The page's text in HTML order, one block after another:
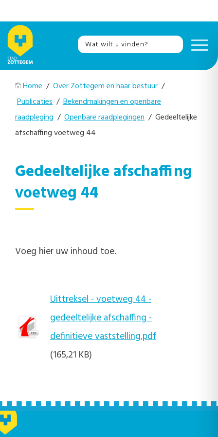
Home / Over Zottegem en haar bestuur /
Publicaties / Bekendmakingen en openbare
raadpleging / Openbare raadplegingen / Gedeeltelijke
afschaffing voetweg 44
Gedeeltelijke afschaffing
voetweg 44
Voeg hier uw inhoud toe.
Uittreksel - voetweg 44 -
gedeeltelijke afschaffing -
definitieve vaststelling.pdf
(165,21 KB)